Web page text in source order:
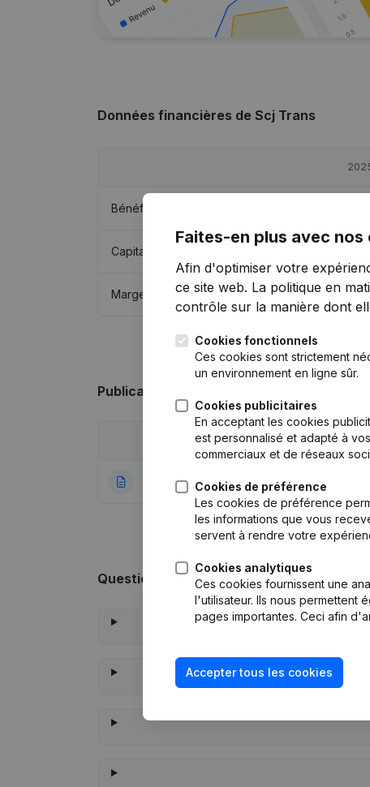
Données financières de Scj Trans
Bénéfices/pertes
Capitaux propres
Marge brute €15
Publications
Publication
24-08-2021 Rubrique
Questions fréquemment posées
Faites-en plus avec nos
Afin d'optimiser votre
ce site web. La politique en
contrôle sur la manière dont
Cookies fonctionnels
Ces cookies sont strictement
un environnement en ligne sûr.
Cookies publicitaires
En acceptant les cookies
est personnalisé et adapté à
commerciaux et de réseaux
Cookies de préférence
Les cookies de préférence
les informations que vous
servent à rendre votre
Cookies analytiques
Ces cookies fournissent une
l'utilisateur. Ils nous permettent
pages importantes. Ceci afin
Accepter tous les cookies